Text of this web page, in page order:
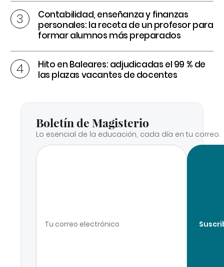
Contabilidad, enseñanza y finanzas
personales: la receta de un profesor para
formar alumnos más preparados
Hito en Baleares: adjudicadas el 99 % de
las plazas vacantes de docentes
Boletín de Magisterio
Lo esencial de la educación, cada día en tu correo.